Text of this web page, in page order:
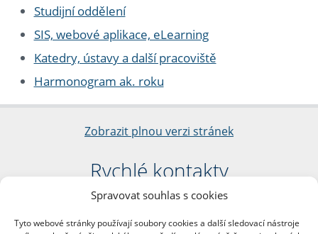
Spravovat souhlas s cookies
Tyto webové stránky používají soubory cookies a další sledovací nástroje
Studijní oddělení
SIS, webové aplikace, eLearning
Katedry, ústavy a další pracoviště
Harmonogram ak. roku
Zobrazit plnou verzi stránek
Rychlé kontakty
Filozofická fakulta
nám. Jana Palacha 1/2